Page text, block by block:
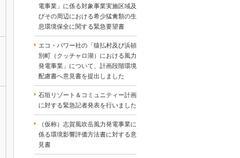
電事業」に係る対象事業実施区域及
びその周辺における希少猛禽類の生
息環境保全に関する緊急要望書
エコ・パワー社の「猿払村及び浜頓
別町（クッチャロ湖）における風力
発電事業」について、計画段階環境
配慮書へ意見書を提出しました
石垣リゾート＆コミュニティー計画
に対する緊急記者発表を行いました
（仮称）志賀風吹岳風力発電事業に
係る環境影響評価方法書に対する意
見書